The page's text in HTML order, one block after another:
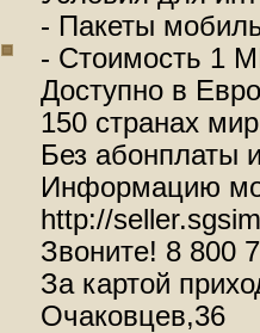
- Пакеты
- Стоимость 1
Доступно в
150 странах
Без абонплаты
Информацию
http://
Звоните! 8 800
За картой
Очаковцев,36